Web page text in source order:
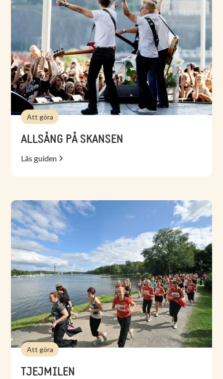
Att göra
ALLSÅNG PÅ SKANSEN
Läs guiden
Att göra
TJEJMILEN